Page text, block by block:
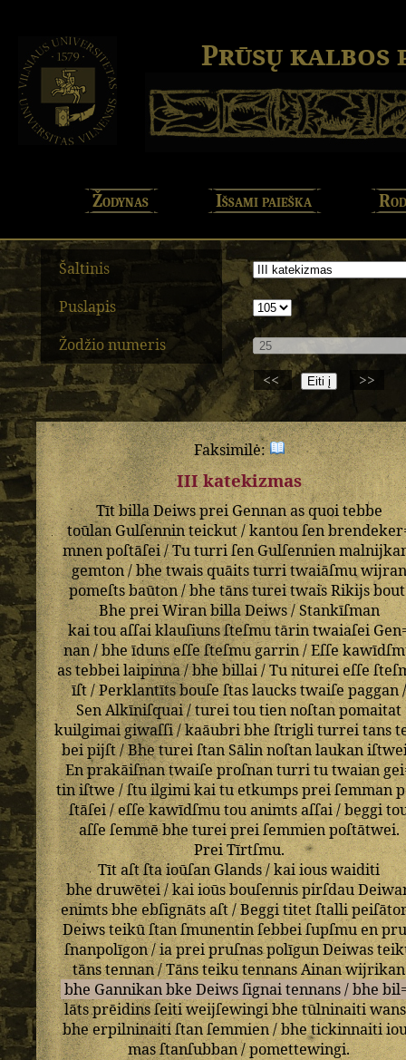
Prūsų kalbos
Žodynas Išsami paieška
Šaltinis
Puslapis
Žodžio numeris
<<
>>
Faksimilė:
III katekizmas
TītbillaDeiwspreiGennanasquoitebbe
toūlanGulſenninteickut/kantouſen
mnenpoſtāſei/TuturriſenGulſennien
gemton/bhe twaisquāitsturritwaiāſmuwijran
pomeſtsbaūton/bhe tānstureitwais Rikijs bout
BhepreiWiranbillaDeiws/Stankīſman
kaitou aſſaiklauſiunsſteſmutārintwaiaſei
nan/bheīdunseſſeſteſmugarrin/Eſſe
astebbeilaipinna/bhebillai/Tu niturei eſſe
īſt/Perklantītsbouſe ſtaslauckstwaiſe paggan/
Sen Alkīniſquai/tureitou tiennoſtanpomaitat
kuilgimaigiwaſſi/kaāubribheſtrigliturreitans
beipijſt/Bheturei ſtanSālinnoſtanlaukan
Enprakāiſnantwaiſeproſnanturri tu twaian
tiniſtwe/ſtuilgimikaituetkumps preiſemman
ſtāſei/eſſekawīdſmu touanimtsaſſai/beggi
aſſeſemmēbhetureipreiſemmienpoſtātwei.
PreiTīrtſmu.
Tītaſtſta ioūſan Glands/kaiiouswaiditi
bhe druwētei/kaiioūs bouſennis pirſdau
enimtsbheebſignātsaſt/Beggititetſtalli
Deiwsteikū ſtanſmunentinſebbei ſupſmu en
ſnanpolīgon/iapreipruſnaspolīgunDeiwas
tāns tennan/TānsteikutennansAinanwijrikan
bhe Gannikan bke Deiws ſignai tennans/bhe
lātsprēidinsſeitiweijſewingibhetūlninaitiwans
bhe erpilninaitiſtanſemmien/bhe tickinnaiti
masſtanſubban/pomettewingi.